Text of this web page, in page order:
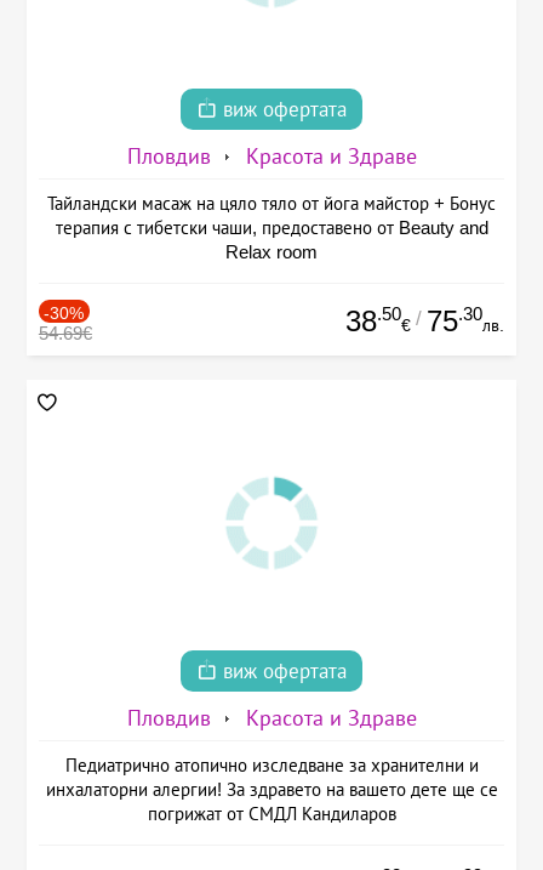
виж офертата
Пловдив Красота и Здраве
Тайландски масаж на цяло тяло от йога майстор + Бонус
терапия с тибетски чаши, предоставено от Beauty and
Relax room
-30%
54.69€ 38.50
€ / 75.30
лв.
виж офертата
Пловдив Красота и Здраве
Педиатрично атопично изследване за хранителни и
инхалаторни алергии! За здравето на вашето дете ще се
погрижат от СМДЛ Кандиларов